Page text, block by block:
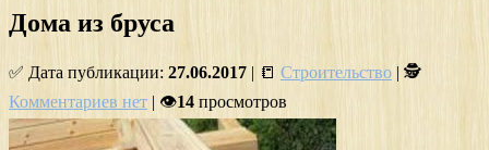
Дома из бруса
✅ Дата публикации: 27.06.2017 | 📒 Строительство | 🕵
Комментариев нет | 👁14 просмотров